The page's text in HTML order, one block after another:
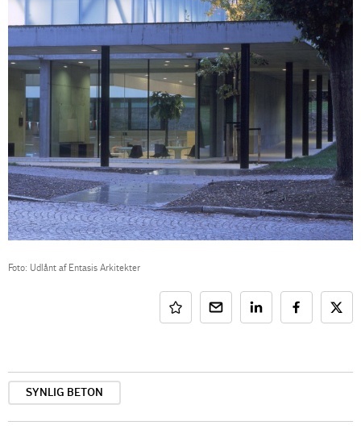
Foto: Udlånt af Entasis Arkitekter
SYNLIG BETON